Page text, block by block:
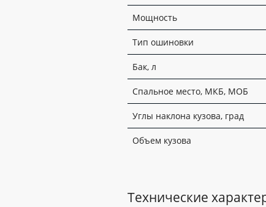
Мощность
Тип ошиновки
Бак, л
Спальное место, МКБ, МОБ
Углы наклона кузова, град
Объем кузова
Технические